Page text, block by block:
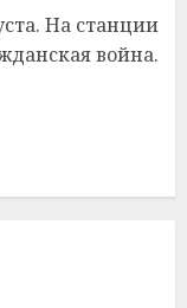
На станции
война.